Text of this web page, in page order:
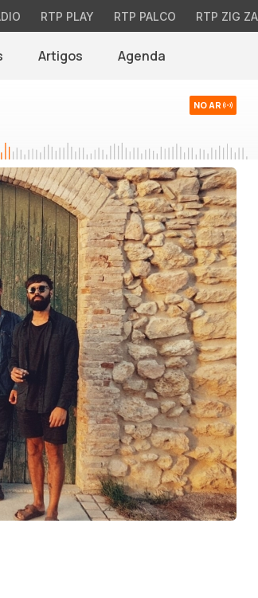
RTP PLAY RTP PALCO RTP ZIG
Artigos Agenda
NO AR